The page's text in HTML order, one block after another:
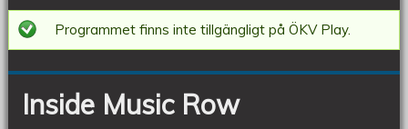
Inside
Music
Row
Programmet finns inte tillgängligt på ÖKV Play.
Inside Music Row